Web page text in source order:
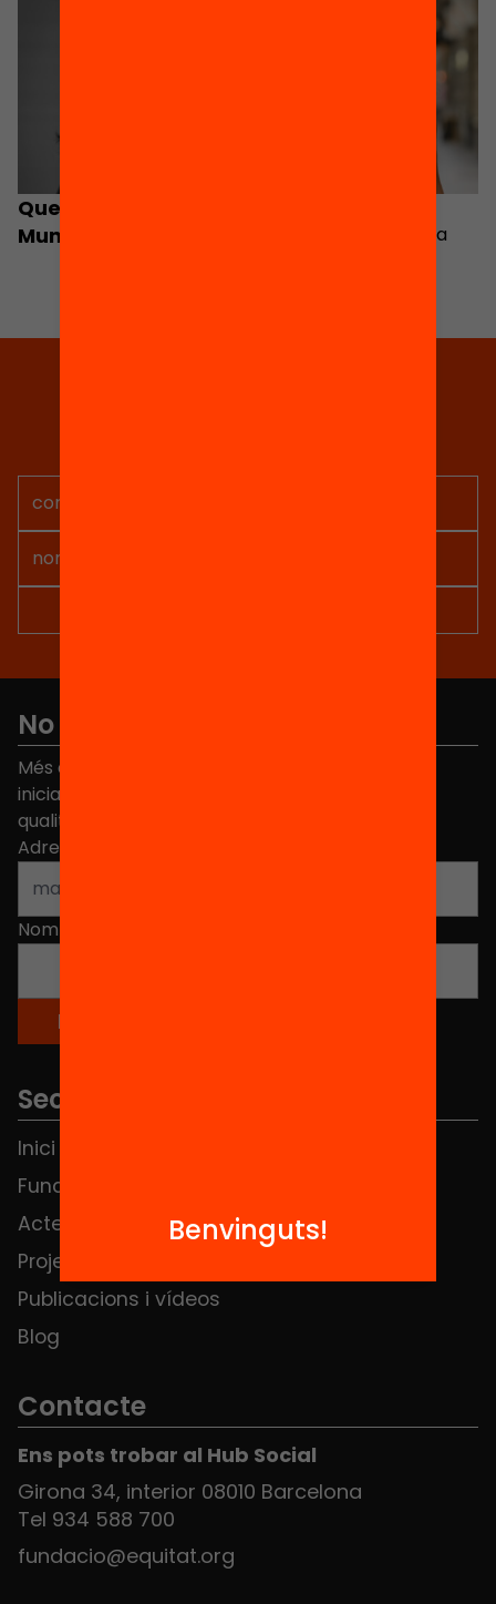
Queralt Capsada-
Munsech
Directora de recerca
No et perdis res
Més de 40.000 persones ja han triat Equitat. Rep
iniciatives, propostes i projectes per millorar la
qualitat de l'educació a Catalunya.
Adreça electrònica
Nom
Seccions
Inici
Fundació
Actes
Projectes
Publicacions i vídeos
Blog
Hub Social
Contacte
Ens pots trobar al Hub Social
Girona 34, interior 08010 Barcelona
Tel 934 588 700
fundacio@equitat.org
Benvinguts!